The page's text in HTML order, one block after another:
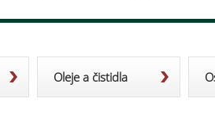
Oleje a čistidla